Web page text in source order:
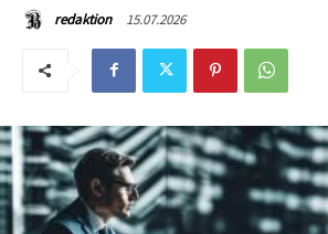
redaktion 15.07.2026